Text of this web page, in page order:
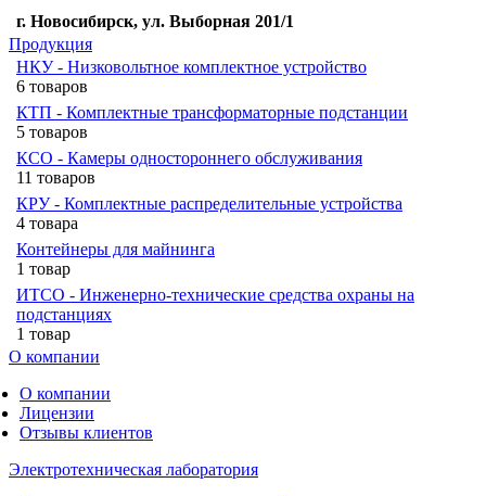
г. Новосибирск, ул. Выборная 201/1
Продукция
НКУ - Низковольтное комплектное устройство
6 товаров
КТП - Комплектные трансформаторные подстанции
5 товаров
КСО - Камеры одностороннего обслуживания
11 товаров
КРУ - Комплектные распределительные устройства
4 товара
Контейнеры для майнинга
1 товар
ИТСО - Инженерно-технические средства охраны на
подстанциях
1 товар
О компании
О компании
Лицензии
Отзывы клиентов
Электротехническая лаборатория